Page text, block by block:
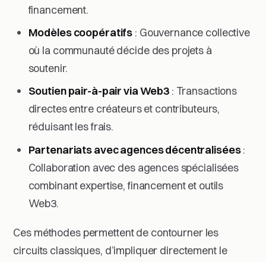
financement.
Modèles coopératifs : Gouvernance collective
où la communauté décide des projets à
soutenir.
Soutien pair-à-pair via Web3 : Transactions
directes entre créateurs et contributeurs,
réduisant les frais.
Partenariats avec agences décentralisées:
Collaboration avec des agences spécialisées
combinant expertise, financement et outils
Web3.
Ces méthodes permettent de contourner les
circuits classiques, d’impliquer directement le